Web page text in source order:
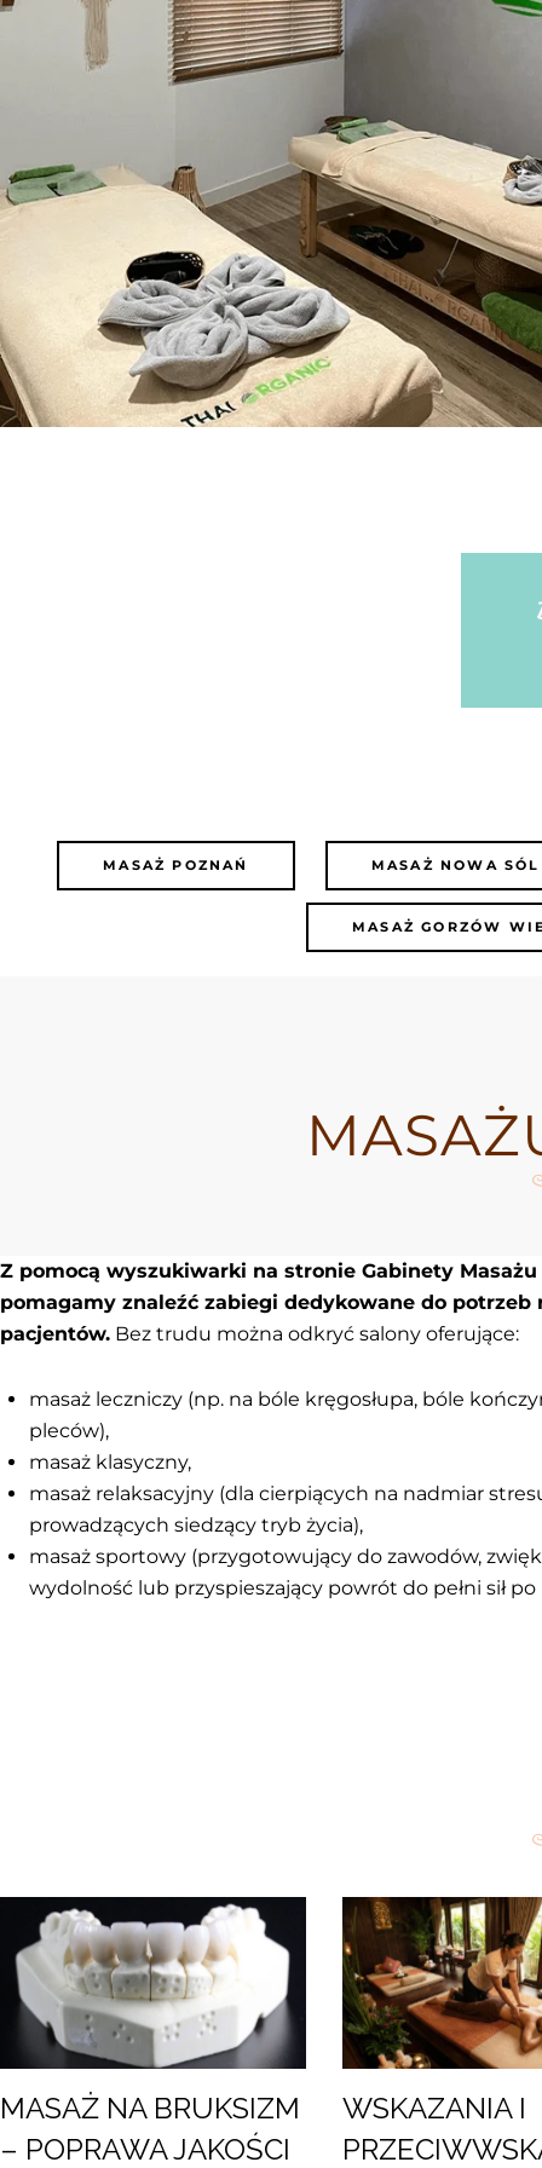
MASAŻ POZNAŃ MASAŻ NOWA SÓL
MASAŻ GORZÓW
Z pomocą wyszukiwarki na stronie Gabinety Masażu
pomagamy znaleźć zabiegi dedykowane do potrzeb
pacjentów. Bez trudu można odkryć salony oferujące:
masaż leczniczy (np. na bóle kręgosłupa, bóle
pleców),
masaż klasyczny,
masaż relaksacyjny (dla cierpiących na nadmiar
prowadzących siedzący tryb życia),
masaż sportowy (przygotowujący do zawodów,
wydolność lub przyspieszający powrót do pełni sił po
MASAŻ NA BRUKSIZM
– POPRAWA JAKOŚCI
WSKAZANIA I